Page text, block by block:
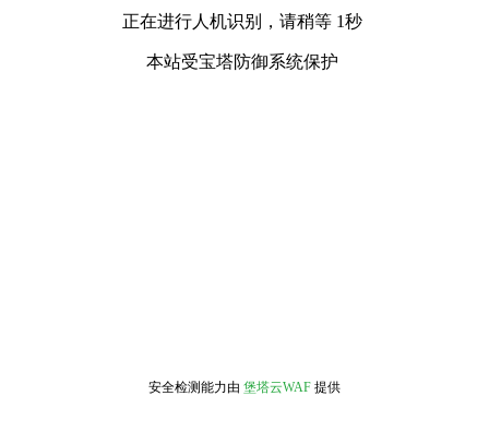
正在进行人机识别，请稍等 1秒
本站受宝塔防御系统保护
安全检测能力由 堡塔云WAF 提供